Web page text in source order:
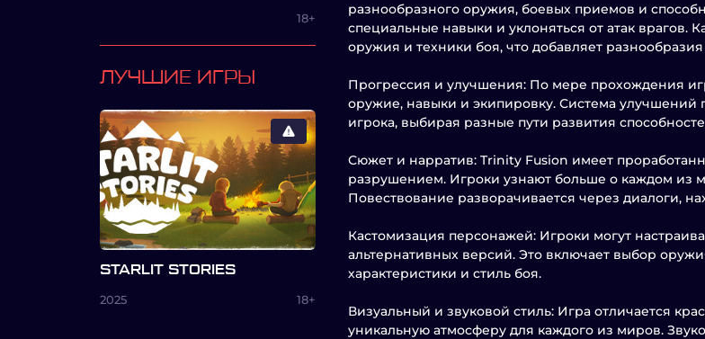
18+
ЛУЧШИЕ ИГРЫ
STARLIT STORIES
2025 18+
разнообразного оружия, боевых приемов и
специальные навыки и уклоняться от атак
оружия и техники боя, что добавляет
Прогрессия и улучшения: По мере прохождения
оружие, навыки и экипировку. Система улучшений
игрока, выбирая разные пути развития
Сюжет и нарратив: Trinity Fusion имеет
разрушением. Игроки узнают больше о каждом из
Повествование разворачивается через диалоги,
Кастомизация персонажей: Игроки могут
альтернативных версий. Это включает выбор
характеристики и стиль боя.
Визуальный и звуковой стиль: Игра отличается
уникальную атмосферу для каждого из миров.